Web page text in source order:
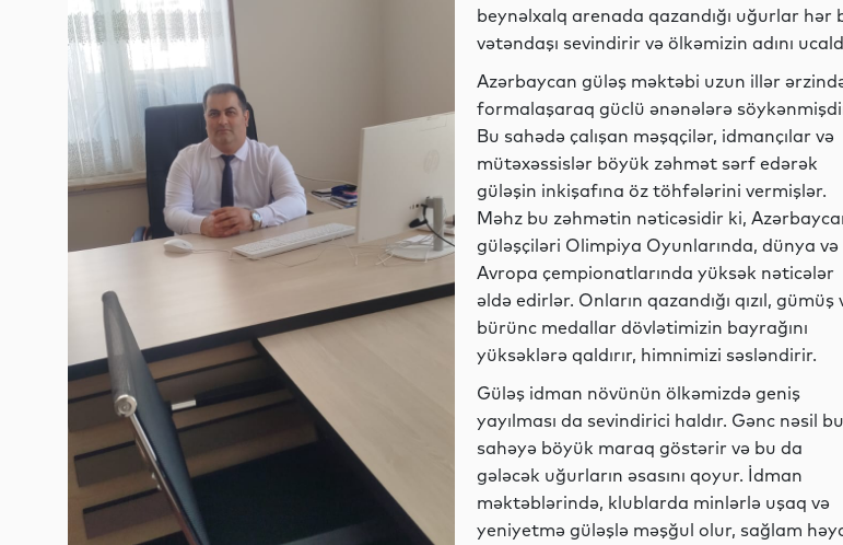
beynəlxalq arenada qazandığı uğurlar hər
vətəndaşı sevindirir və ölkəmizin adını
Azərbaycan güləş məktəbi uzun illər
formalaşaraq güclü ənənələrə
Bu sahədə çalışan məşqçilər, idmançılar və
mütəxəssislər böyük zəhmət sərf edərək
güləşin inkişafına öz töhfələrini vermişlər.
Məhz bu zəhmətin nəticəsidir ki,
güləşçiləri Olimpiya Oyunlarında, dünya və
Avropa çempionatlarında yüksək nəticələr
əldə edirlər. Onların qazandığı qızıl, gümüş
bürünc medallar dövlətimizin bayrağını
yüksəklərə qaldırır, himnimizi səsləndirir.
Güləş idman növünün ölkəmizdə geniş
yayılması da sevindirici haldır. Gənc nəsil bu
sahəyə böyük maraq göstərir və bu da
gələcək uğurların əsasını qoyur. İdman
məktəblərində, klublarda minlərlə uşaq və
yeniyetmə güləşlə məşğul olur, sağlam